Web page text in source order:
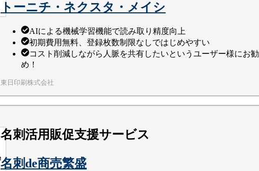
トーニチ・ネクスタ・メイシ
AIによる機械学習機能で読み取り精度向上
初期費用無料、登録枚数制限なしではじめやすい
コスト削減しながら人脈を共有したいというユーザー様にお勧
め！
東日印刷株式会社
名刺活用販促支援サービス
名刺de商売繁盛